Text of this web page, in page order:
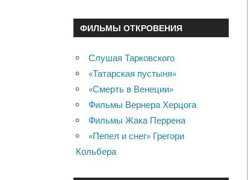
ФИЛЬМЫ ОТКРОВЕНИЯ
Слушая Тарковского
«Татарская пустыня»
«Смерть в Венеции»
Фильмы Вернера Херцога
Фильмы Жака Перрена
«Пепел и снег» Грегори
Кольбера